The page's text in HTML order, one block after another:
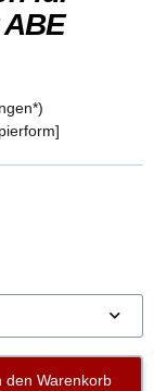
den Warenkorb